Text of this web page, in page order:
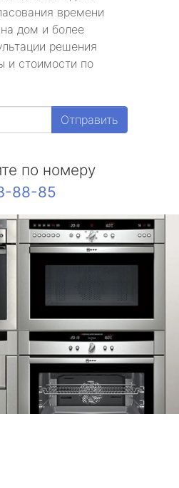
времени
дом и более
решения
и стоимости по
Отправить
по номеру
88-85